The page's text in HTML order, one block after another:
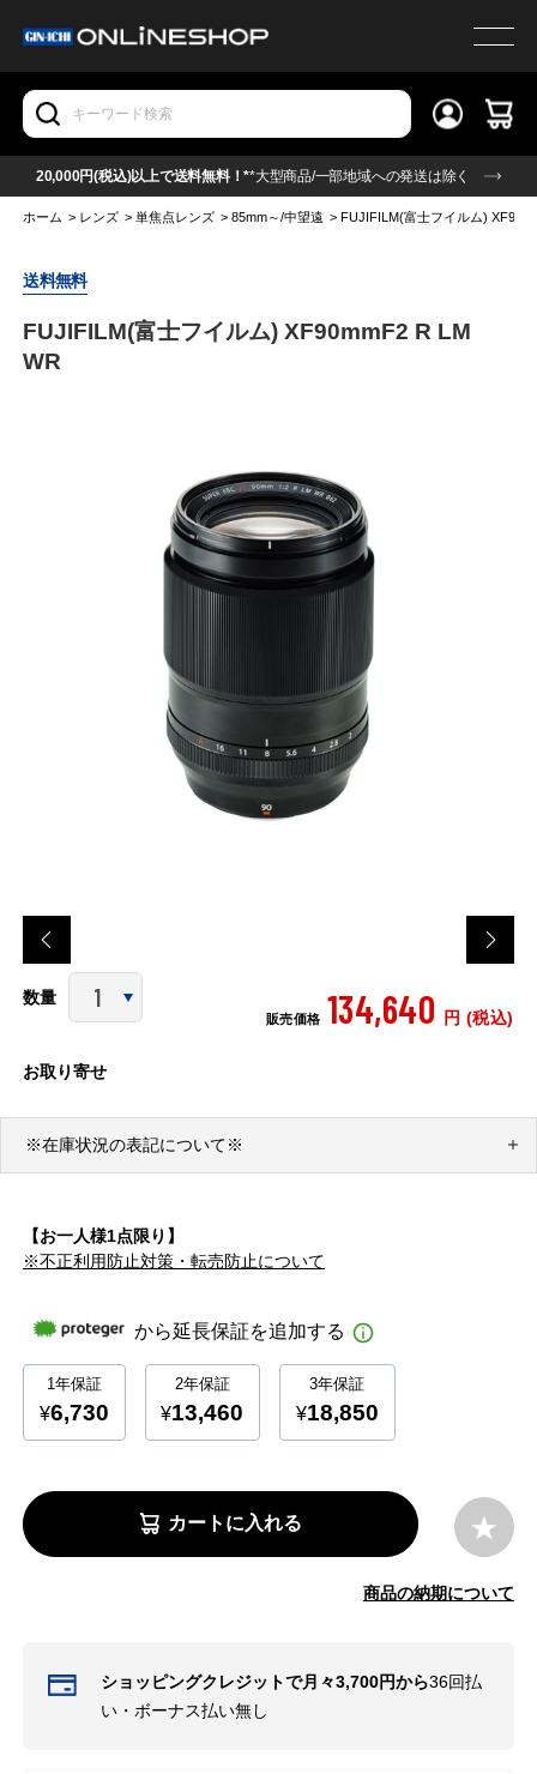
20,000円(税込)以上で送料無料！**大型商品/一部地域への発送は除く
ホーム > レンズ > 単焦点レンズ >85mm～/中望遠 >FUJIFILM(富士フイルム)
送料無料
FUJIFILM(富士フイルム) XF90mmF2 R LM
WR
数量
販売価格 134,640 円 (税込)
お取り寄せ
※在庫状況の表記について※
【お一人様1点限り】
※不正利用防止対策・転売防止について
カートに入れる
商品の納期について
ショッピングクレジットで月々3,700円から36回払
い・ボーナス払い無し